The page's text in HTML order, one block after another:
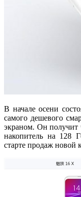
В начале осени
самого дешевого
экраном. Он получит
накопитель на 128
старте продаж новой